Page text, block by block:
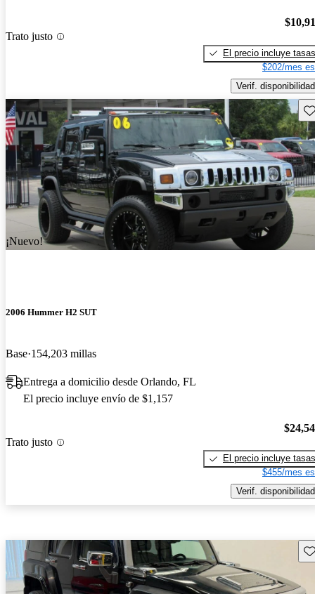
Trato justo
El precio incluye tasas
$202/mes
Verif. disponibilidad
¡Nuevo!
2006 Hummer H2 SUT
Base 154,203 millas
Entrega a domicilio desde Orlando, FL
El precio incluye envío de $1,157
Trato justo
El precio incluye tasas
$455/mes
Verif. disponibilidad